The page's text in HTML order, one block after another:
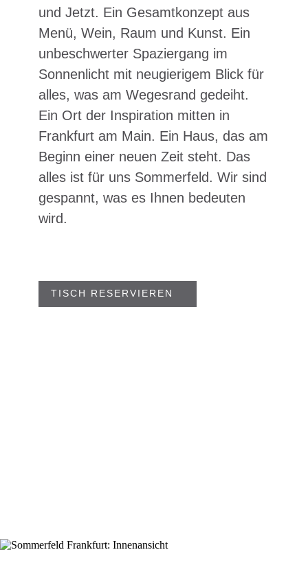
und Jetzt. Ein Gesamtkonzept aus
Menü, Wein, Raum und Kunst. Ein
unbeschwerter Spaziergang im
Sonnenlicht mit neugierigem Blick für
alles, was am Wegesrand gedeiht.
Ein Ort der Inspiration mitten in
Frankfurt am Main. Ein Haus, das am
Beginn einer neuen Zeit steht. Das
alles ist für uns Sommerfeld. Wir sind
gespannt, was es Ihnen bedeuten
wird.
TISCH RESERVIEREN